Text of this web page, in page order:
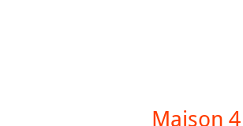
Maison